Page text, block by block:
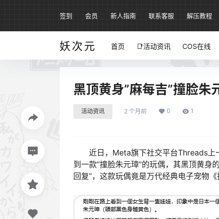
签到 会员 新人指南 联系客服 解压教程
妖次元 首页 📑活动资讯 COS在线
黑顶黄身”麻每吉”撞脸朱
活动资讯 2 个月前 0 1
近日，Meta旗下社交平台Threads上
到一款”撞脸朱元璋”的玩偶，其黑顶黄身
回复”，这款玩偶竟是万代经典电子宠物